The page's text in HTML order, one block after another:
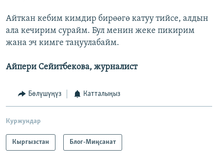
Айткан кебим кимдир бирөөгө катуу тийсе, алдын
ала кечирим сурайм. Бул менин жеке пикирим
жана эч кимге таңуулабайм.
Айпери Сейитбекова, журналист
Бөлүшүңүз Катталыңыз
Куржундар
Кыргызстан Блог-Миңсанат